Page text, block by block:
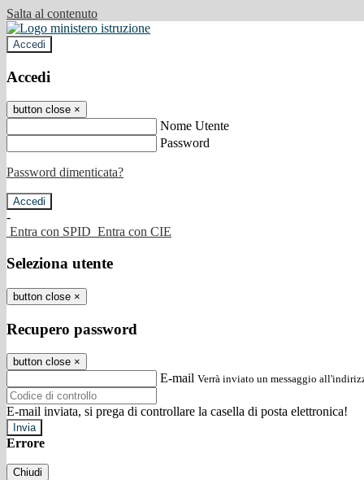
Salta al contenuto
Accedi
Accedi
button close ×
Nome Utente
Password
Password dimenticata?
-
Entra con SPID Entra con CIE
Seleziona utente
button close ×
Recupero password
button close ×
E-mail Verrà inviato un messaggio
E-mail inviata, si prega di controllare la casella di posta elettronica!
Errore
Chiudi